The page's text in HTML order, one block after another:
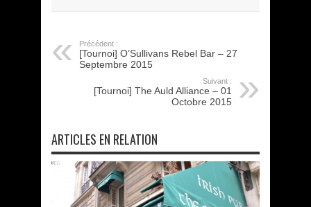
Précédent :
[Tournoi] O’Sullivans Rebel Bar – 27
Septembre 2015
Suivant :
[Tournoi] The Auld Alliance – 01
Octobre 2015
ARTICLES EN RELATION